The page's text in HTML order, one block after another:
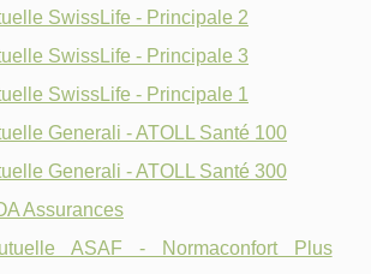
SwissLife - Principale 2
SwissLife - Principale 3
SwissLife - Principale 1
Generali - ATOLL Santé 100
Generali - ATOLL Santé 300
Assurances
ASAF - Normaconfort Plus